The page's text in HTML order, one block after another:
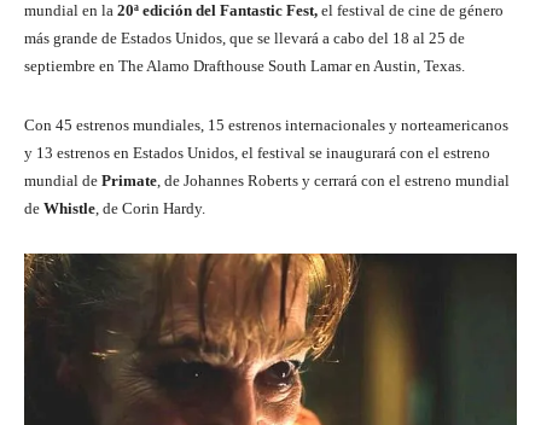
mundial en la 20ª edición del Fantastic Fest, el festival de cine de género
más grande de Estados Unidos, que se llevará a cabo del 18 al 25 de
septiembre en The Alamo Drafthouse South Lamar en Austin, Texas.
Con 45 estrenos mundiales, 15 estrenos internacionales y norteamericanos
y 13 estrenos en Estados Unidos, el festival se inaugurará con el estreno
mundial de Primate, de Johannes Roberts y cerrará con el estreno mundial
de Whistle, de Corin Hardy.